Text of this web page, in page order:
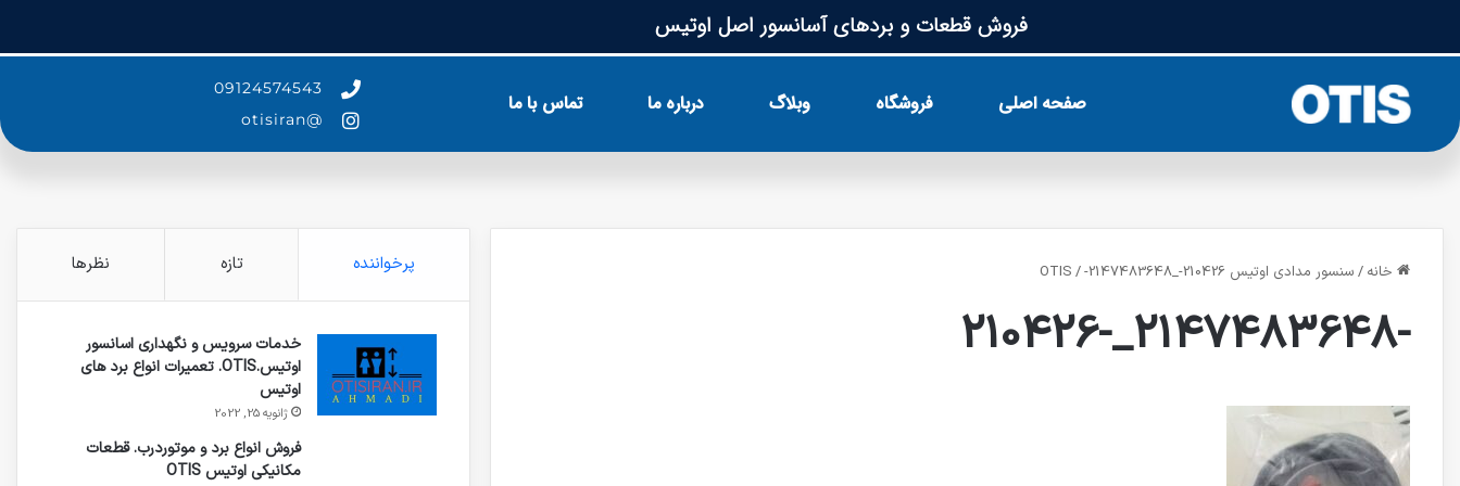
فروش قطعات و بردهای آسانسور اصل اوتیس
صفحه اصلی فروشگاه وبلاگ درباره ما تماس با ما
09124574543
@otisiran
خانه / سنسور مدادی اوتیس OTIS /-2147483648_-210426
-2147483648_-210426
پرخواننده تازه نظرها
خدمات سرویس و نگهداری اسانسور
اوتیس.OTIS. تعمیرات انواع برد های
اوتیس
ژانویه 25, 2022
فروش انواع برد و موتوردرب. قطعات
مکانیکی اوتیس OTIS